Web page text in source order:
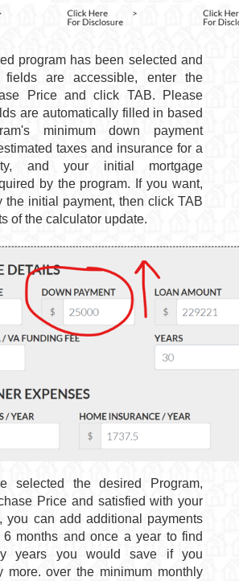
program has been selected and
fields are accessible, enter the
Price and click TAB.
Please
are automatically filled in based
minimum down payment
taxes and insurance for a
and your initial mortgage
by the program.
If you want,
the initial payment, then click TAB
of the calculator update.
selected the desired Program,
Price and satisfied with your
you can add additional payments
6 months and once a year to find
years you would save if you
more.over the minimum monthly